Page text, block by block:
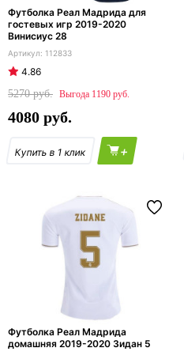
Футболка Реал Мадрида для
гостевых игр 2019-2020
Винисиус 28
112833
4.86
5270
1190
4080
+
Футболка Реал Мадрида
домашняя 2019-2020 Зидан 5